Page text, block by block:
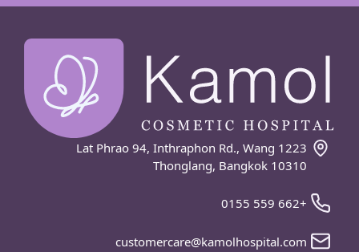
1223 Lat Phrao 94, Inthraphon Rd., Wang
Thonglang, Bangkok 10310
+662 559 0155
customercare@kamolhospital.com